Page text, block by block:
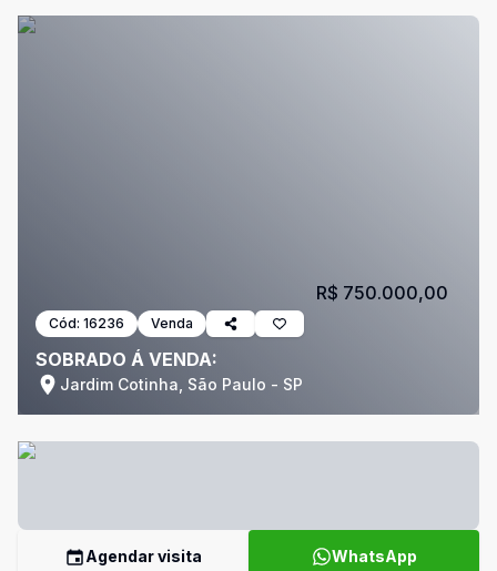
Cód: 16236 Venda
SOBRADO Á VENDA:
Jardim Cotinha, São Paulo - SP
R$ 750.000,00
Agendar visita WhatsApp